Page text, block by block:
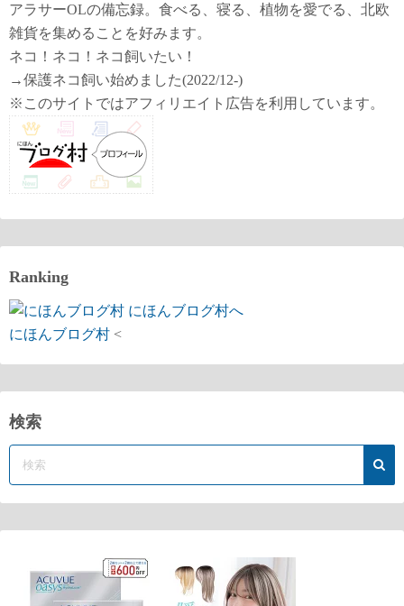
アラサーOLの備忘録。食べる、寝る、植物を愛でる、北欧
雑貨を集めることを好みます。
ネコ！ネコ！ネコ飼いたい！
→保護ネコ飼い始めました(2022/12-)
※このサイトではアフィリエイト広告を利用しています。
Ranking
にほんブログ村 <
検索